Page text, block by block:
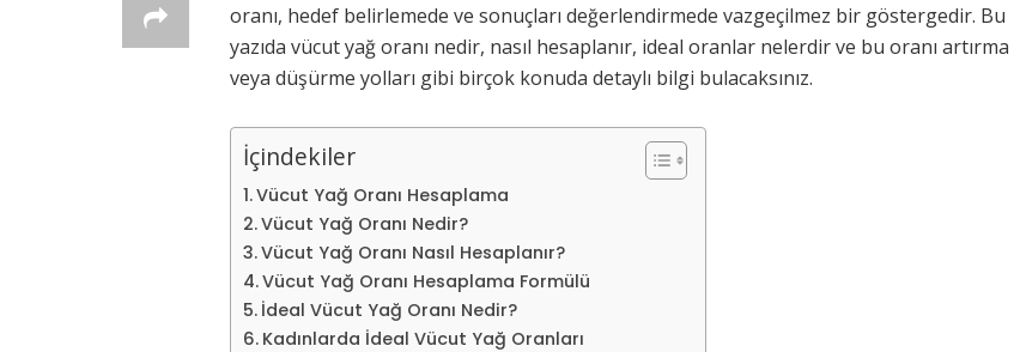
oranı, hedef belirlemede ve sonuçları değerlendirmede vazgeçilmez bir göstergedir. Bu
yazıda vücut yağ oranı nedir, nasıl hesaplanır, ideal oranlar nelerdir ve bu oranı artırma
veya düşürme yolları gibi birçok konuda detaylı bilgi bulacaksınız.
İçindekiler
Vücut Yağ Oranı Hesaplama
Vücut Yağ Oranı Nedir?
Vücut Yağ Oranı Nasıl Hesaplanır?
Vücut Yağ Oranı Hesaplama Formülü
İdeal Vücut Yağ Oranı Nedir?
Kadınlarda İdeal Vücut Yağ Oranları